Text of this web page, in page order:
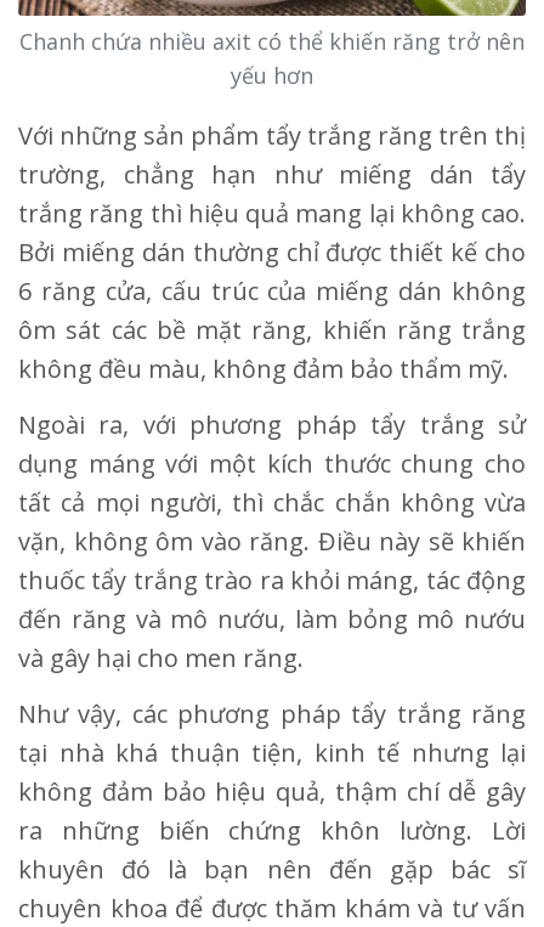
Chanh chứa nhiều axit có thể khiến răng trở nên
yếu hơn
Với những sản phẩm tẩy trắng răng trên thị
trường, chẳng hạn như miếng dán tẩy
trắng răng thì hiệu quả mang lại không cao.
Bởi miếng dán thường chỉ được thiết kế cho
6 răng cửa, cấu trúc của miếng dán không
ôm sát các bề mặt răng, khiến răng trắng
không đều màu, không đảm bảo thẩm mỹ.
Ngoài ra, với phương pháp tẩy trắng sử
dụng máng với một kích thước chung cho
tất cả mọi người, thì chắc chắn không vừa
vặn, không ôm vào răng. Điều này sẽ khiến
thuốc tẩy trắng trào ra khỏi máng, tác động
đến răng và mô nướu, làm bỏng mô nướu
và gây hại cho men răng.
Như vậy, các phương pháp tẩy trắng răng
tại nhà khá thuận tiện, kinh tế nhưng lại
không đảm bảo hiệu quả, thậm chí dễ gây
ra những biến chứng khôn lường. Lời
khuyên đó là bạn nên đến gặp bác sĩ
chuyên khoa để được thăm khám và tư vấn